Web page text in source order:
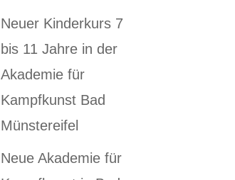
Neuer Kinderkurs 7
bis 11 Jahre in der
Akademie für
Kampfkunst Bad
Münstereifel
Neue Akademie für